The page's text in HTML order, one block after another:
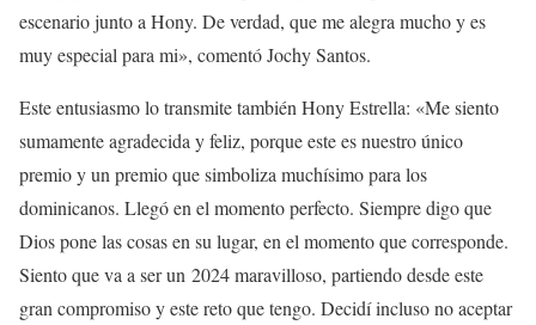
escenario junto a Hony. De verdad, que me alegra mucho y es
muy especial para mi», comentó Jochy Santos.
Este entusiasmo lo transmite también Hony Estrella: «Me siento
sumamente agradecida y feliz, porque este es nuestro único
premio y un premio que simboliza muchísimo para los
dominicanos. Llegó en el momento perfecto. Siempre digo que
Dios pone las cosas en su lugar, en el momento que corresponde.
Siento que va a ser un 2024 maravilloso, partiendo desde este
gran compromiso y este reto que tengo. Decidí incluso no aceptar